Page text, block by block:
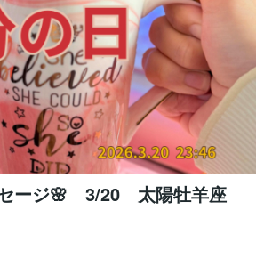
ージ🌸 3/20 太陽牡羊座